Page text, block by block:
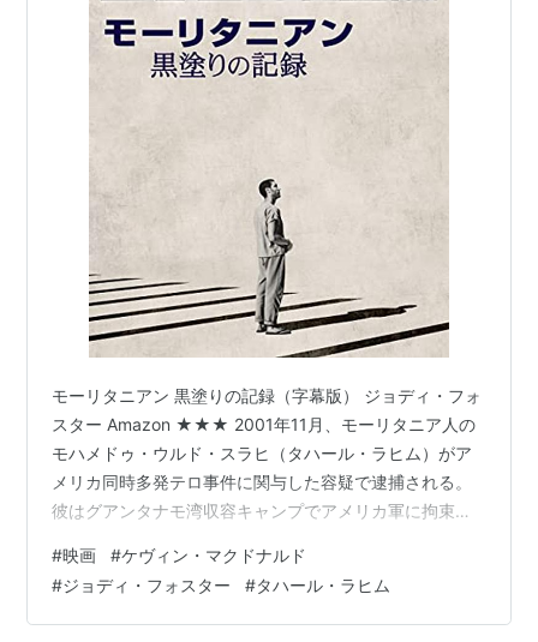
モーリタニアン 黒塗りの記録（字幕版） ジョディ・フォ
スター Amazon ★★★ 2001年11月、モーリタニア人の
モハメドゥ・ウルド・スラヒ（タハール・ラヒム）がア
メリカ同時多発テロ事件に関与した容疑で逮捕される。
彼はグアンタナモ湾収容キャンプでアメリカ軍に拘束さ
ー・ホランダー（ジョディ・フォスター）がスラヒの弁
護を担当する。一方、政府上層部はスラヒを死刑第一号
にしたがっており、スチュアート・カウチ中佐（ベネデ
#映画 #ケヴィン・マクドナルド
#ジョディ・フォスター #タハール・ラヒム